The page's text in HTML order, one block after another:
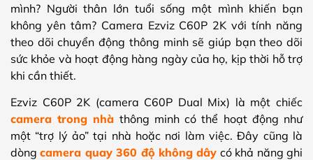
mình? Người thân lớn tuổi sống một mình khiến bạn
không yên tâm? Camera Ezviz C60P 2K với tính năng
theo dõi chuyển động thông minh sẽ giúp bạn theo dõi
sức khỏe và hoạt động hàng ngày của họ, kịp thời hỗ trợ
khi cần thiết.
Ezviz C60P 2K (camera C60P Dual Mix) là một chiếc
camera trong nhà thông minh có thể hoạt động như
một “trợ lý ảo” tại nhà hoặc nơi làm việc. Đây cũng là
dòngcamera quay 360 độ không dây có khả năng ghi